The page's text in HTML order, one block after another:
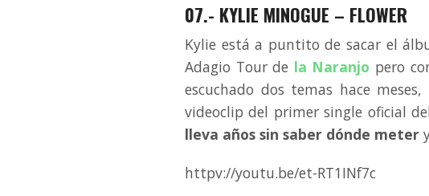
07.- KYLIE MINOGUE – FLOWER
Kylie está a puntito de sacar el
Adagio Tour de la Naranjo pero
escuchado dos temas hace
videoclip del primer single oficial
lleva años sin saber dónde meter
httpv://youtu.be/et-RT1INf7c